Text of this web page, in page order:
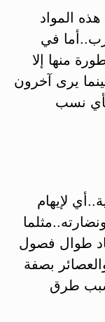
المواد
في
منها إلا
يرى آخرون
نسب
لإيهام
طوال فصول
بصفة
طرق